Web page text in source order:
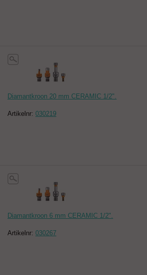
Diamantkroon 20 mm CERAMIC 1/2".
Artikelnr: 030219
Diamantkroon 6 mm CERAMIC 1/2".
Artikelnr: 030267